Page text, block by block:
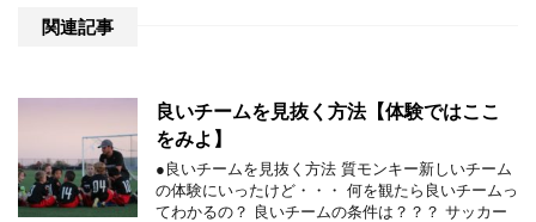
関連記事
良いチームを見抜く方法【体験ではここ
をみよ】
●良いチームを見抜く方法 質モンキー新しいチーム
の体験にいったけど・・・ 何を観たら良いチームっ
てわかるの？ 良いチームの条件は？？？ サッカー